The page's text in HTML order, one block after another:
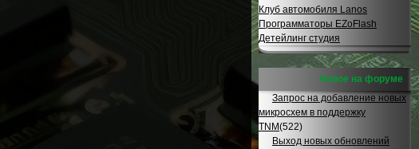
Клуб автомобиля Lanos
Программаторы EZoFlash
Детейлинг студия
Новое на форуме
Запрос на добавление новых
микросхем в поддержку
TNM(522)
Выход новых обновлений